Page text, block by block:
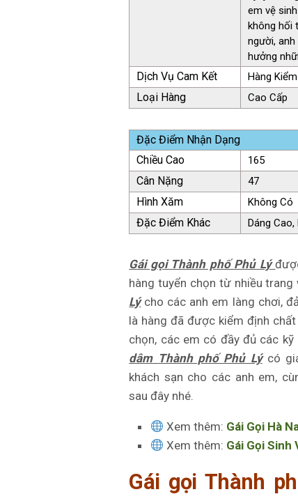
em vệ
không hối
người,
hưởng
Dịch Vụ Cam Kết Hàng
Loại Hàng Cao Cấp
Đặc Điểm Nhận Dạng
Chiều Cao
165
Cân Nặng 47
Hình Xăm Không Có
Đặc Điểm Khác Dáng
Gái gọi Thành phố Phủ Lý
hàng tuyển chọn từ nhiều
Lýcho các anh em làng chơi,
là hàng đã được kiểm định
chọn, các em có đầy đủ các
dâm Thành phố Phủ Lýcó
khách sạn cho các anh em,
sau đây nhé.
Xem thêm: Gái Gọi Hà
Xem thêm: Gái Gọi Sinh
Gái gọi Thành